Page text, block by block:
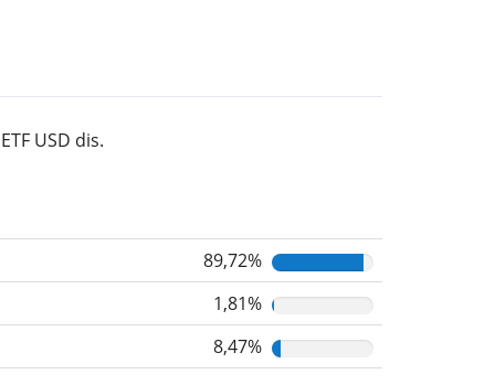
USD dis.
89,72%
1,81%
8,47%